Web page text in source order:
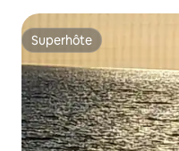
Superhôte
Superhôte